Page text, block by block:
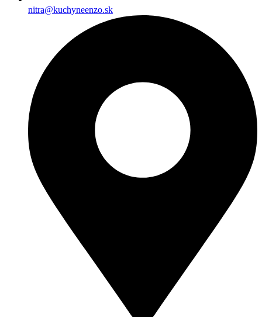
nitra@kuchyneenzo.sk